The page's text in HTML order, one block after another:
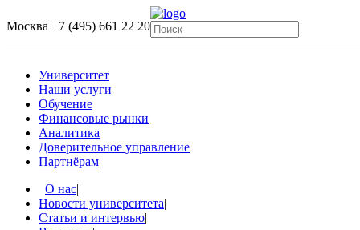
Москва +7 (495) 661 22 20
Университет
Наши услуги
Обучение
Финансовые рынки
Аналитика
Доверительное управление
Партнёрам
О нас|
Новости университета|
Статьи и интервью|